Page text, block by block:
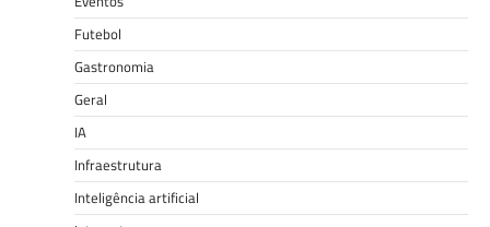
Futebol
Gastronomia
Geral
IA
Infraestrutura
Inteligência artificial